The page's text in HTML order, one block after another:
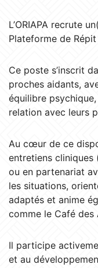
L’ORIAPA recrute
Plateforme de
Ce poste s’inscrit
proches aidants,
équilibre
relation avec leurs
Au cœur de ce
entretiens cliniques
ou en partenariat
les situations,
adaptés et anime
comme le Café des
Il participe
et au